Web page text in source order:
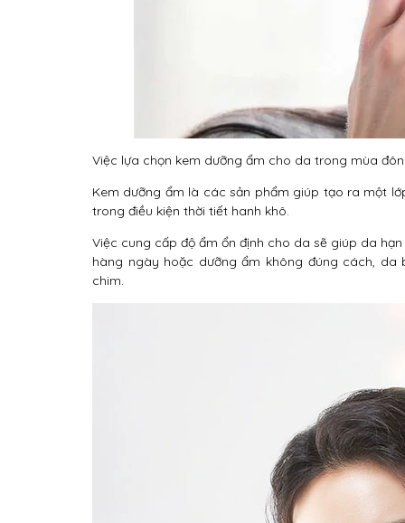
Việc lựa chọn kem dưỡng ẩm cho da trong mùa
Kem dưỡng ẩm là các sản phẩm giúp tạo ra một
trong điều kiện thời tiết hanh khô.
Việc cung cấp độ ẩm ổn định cho da sẽ giúp da
hàng ngày hoặc dưỡng ẩm không đúng cách, da
chim.